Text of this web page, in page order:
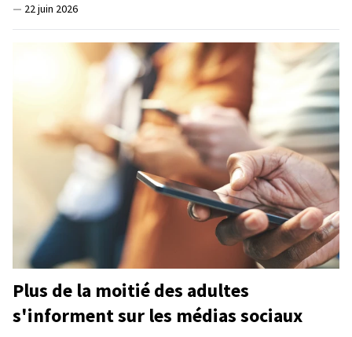
— 22 juin 2026
Plus de la moitié des adultes
s'informent sur les médias sociaux